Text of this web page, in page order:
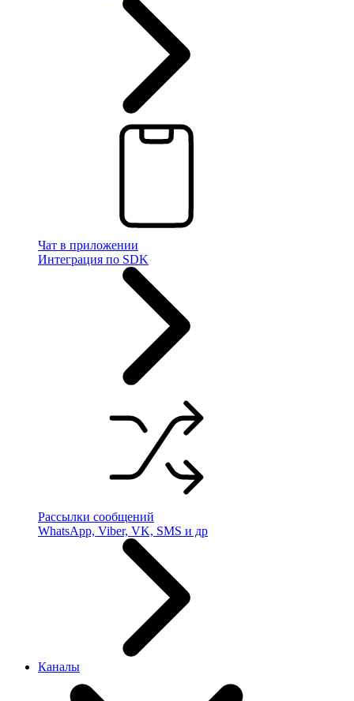
Чат в приложении
Интеграция по SDK
Рассылки сообщений
WhatsApp, Viber, VK, SMS и др
Каналы